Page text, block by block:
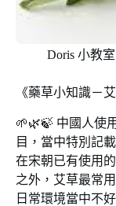
Doris 小教室
《藥草小知識－艾
🌱🌿🍃 中國人使
目，當中特別記
在宋朝已有使用
之外，艾草最常
日常環境當中不